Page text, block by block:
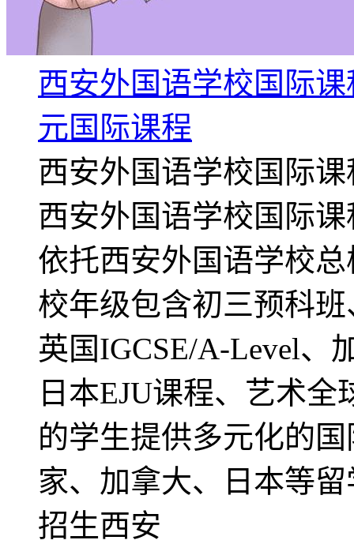
西安外国语学校国际
元国际课程
西安外国语学校国际
西安外国语学校国际
依托西安外国语学校
校年级包含初三预科
英国IGCSE/A-Level、
日本EJU课程、艺术
的学生提供多元化的
家、加拿大、日本等
招生西安